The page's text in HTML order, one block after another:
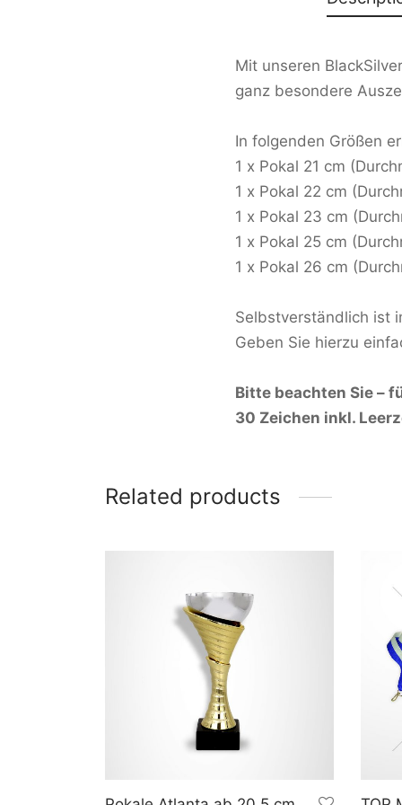
Mit unseren
ganz besondere
In folgenden Größen
1 x Pokal 21 cm
1 x Pokal 22 cm
1 x Pokal 23 cm
1 x Pokal 25 cm
1 x Pokal 26 cm
Selbstverständlich ist
Geben Sie hierzu
Bitte beachten Sie –
30 Zeichen inkl.
Related products